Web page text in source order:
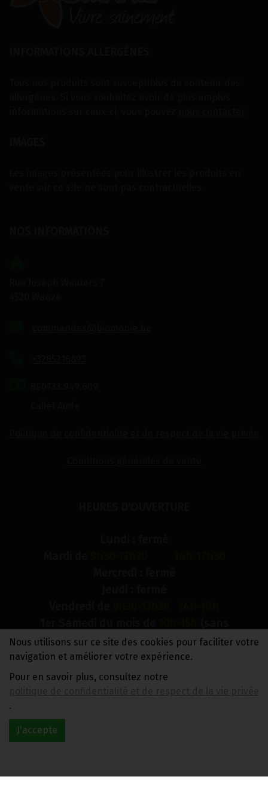
Nous utilisons sur ce site des cookies pour faciliter votre
navigation et améliorer votre expérience.
Pour en savoir plus, consultez notre
.
J'accepte
interruption)
Dimanche : fermé